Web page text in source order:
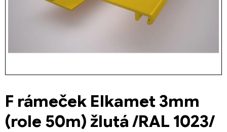
F rámeček Elkamet 3mm
(role 50m) žlutá /RAL 1023/